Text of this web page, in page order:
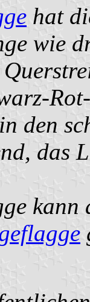
hat
wie
den
das
kann